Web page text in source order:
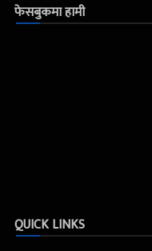
फेसबुकमा हामी
QUICK LINKS